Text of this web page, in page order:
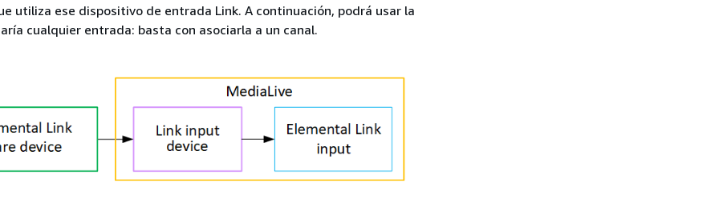
utiliza ese dispositivo de entrada Link. A continuación, podrá usar la
cualquier entrada: basta con asociarla a un canal.